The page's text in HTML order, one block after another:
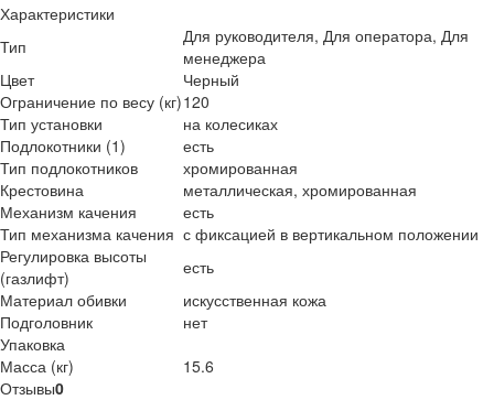
Характеристики
Тип
Для руководителя, Для оператора, Для
менеджера
Цвет
Черный
Ограничение по весу (кг)120
Тип установки
на колесиках
Подлокотники (1)
есть
Тип подлокотников
хромированная
Крестовина
металлическая, хромированная
Механизм качения
есть
Тип механизма качения с фиксацией в вертикальном положении
Регулировка высоты
(газлифт)
есть
Материал обивки
искусственная кожа
Подголовник
нет
Упаковка
Масса (кг)
15.6
Отзывы0